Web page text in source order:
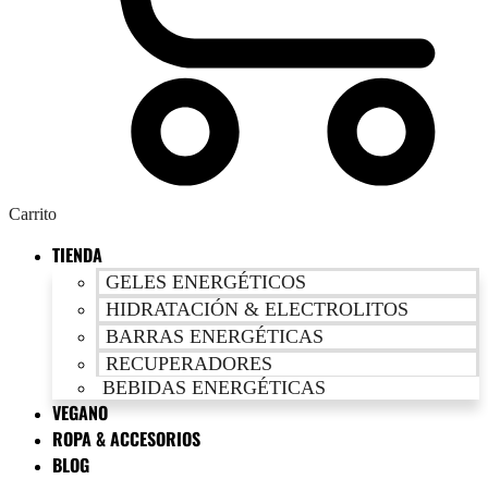
Carrito
TIENDA
GELES ENERGÉTICOS
HIDRATACIÓN & ELECTROLITOS
BARRAS ENERGÉTICAS
RECUPERADORES
BEBIDAS ENERGÉTICAS
VEGANO
ROPA & ACCESORIOS
BLOG